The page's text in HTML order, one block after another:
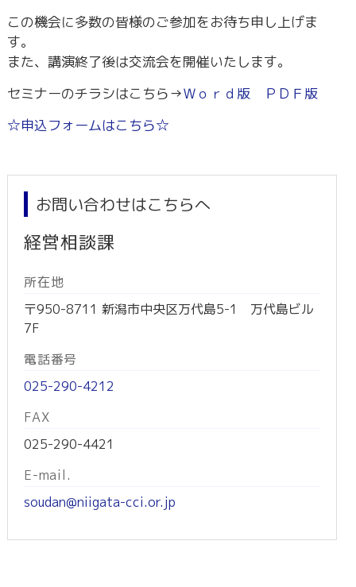
この機会に多数の皆様のご参加をお待ち申し上げま
す。
また、講演終了後は交流会を開催いたします。
セミナーのチラシはこちら→Ｗｏｒｄ版
ＰＤＦ版
☆申込フォームはこちら☆
お問い合わせはこちらへ
経営相談課
所在地
〒950-8711 新潟市中央区万代島5-1 万代島ビル
7F
電話番号
025-290-4212
FAX
025-290-4421
E-mail.
soudan@niigata-cci.or.jp